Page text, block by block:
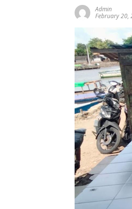
Admin
February 20,